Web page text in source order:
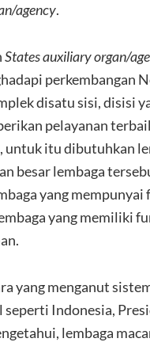
agency.
States auxiliary organ/
perkembangan
disatu sisi, disisi
pelayanan
untuk itu dibutuhkan
besar lembaga
yang mempunyai
yang memiliki
yang menganut
seperti Indonesia,
lembaga